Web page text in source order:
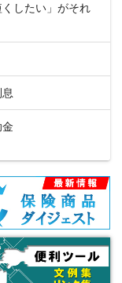
したい」がそれ